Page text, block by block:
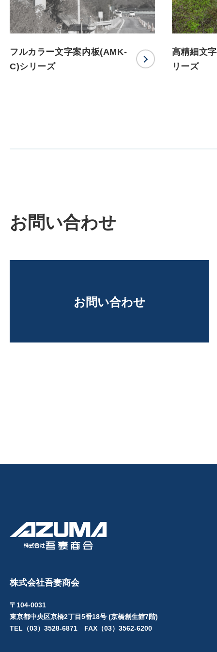
フルカラー文字案内板(AMK-
C)シリーズ
高精細文
リーズ
お問い合わせ
お問い合わせ
株式会社吾妻商会
〒104-0031
東京都中央区京橋2丁目5番18号 (京橋創生館7階)
TEL（03）3528-6871 FAX（03）3562-6200